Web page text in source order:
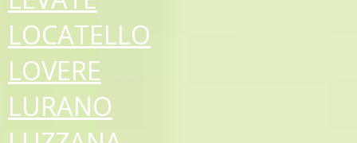
LOCATELLO
LOVERE
LURANO